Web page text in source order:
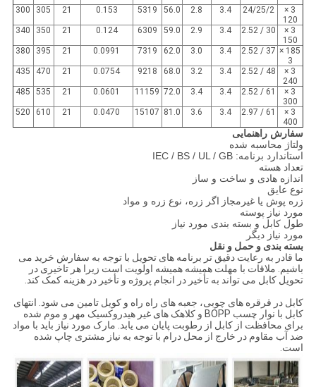
3 ×
120
24/25/2
3.4
2.8
56.0
5319
0.153
21
305
300
3 ×
150
30 / 2.52
3.4
2.9
59.0
6309
0.124
21
350
340
185 ×
3
37 / 2.52
3.4
3.0
62.0
7319
0.0991
21
395
380
3 ×
240
48 / 2.52
3.4
3.2
68.0
9218
0.0754
21
470
435
3 ×
300
61 / 2.52
3.4
3.4
72.0
11159
0.0601
21
535
485
3 ×
400
61 / 2.97
3.4
3.6
81.0
15107
0.0470
21
610
520
سفارش راهنمایی
ولتاژ محاسبه شده
استاندارد برنامه: IEC / BS / UL / GB
تعداد هسته
اندازه هادی و ساخت و ساز
نوع عایق
زره پوش یا غیرمجاز اگر زره، نوع زره و مواد
مورد نیاز پوسته
طول کابل و بسته بندی مورد نیاز
مورد نیاز دیگر
بسته بندی و حمل و نقل
ما قادر به رعایت دقیق تر برنامه های تحویل با توجه به سفارش خرید می
باشیم. ملاقات با مهلت همیشه همیشه اولویت است زیرا هر تاخیری در
تحویل کابل می تواند به تأخیر در انجام پروژه و تأخیر در هزینه کمک کند.
کابل در قرقره های چوبی، جعبه های راه راه و کویل تامین می شود. انتهای
کابل با نوار چسب BOPP و کلاهک های غیر هیدروکسیک مهر و موم شده
برای محافظت از کابل از رطوبت پایان می یابد. مارک مورد نیاز باید با مواد
ضد آب مقاوم در خارج از محل درام با توجه به نیاز مشتری چاپ شده
است.